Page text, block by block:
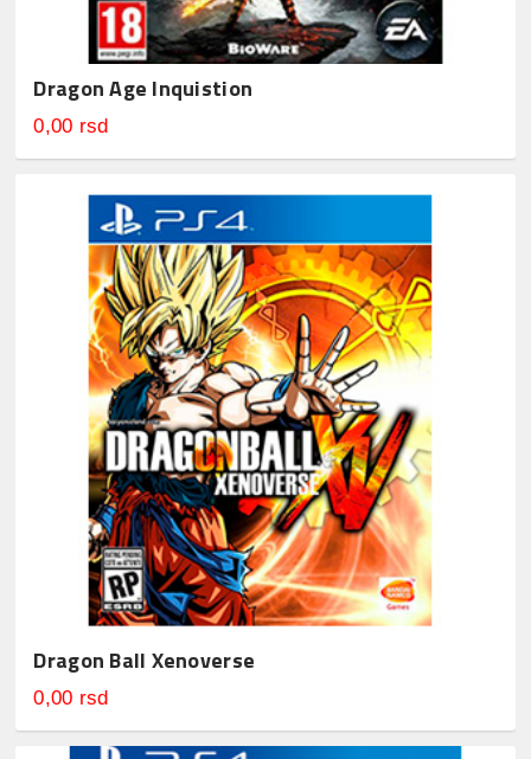
Dragon Age Inquistion
0,00 rsd
Dragon Ball Xenoverse
0,00 rsd